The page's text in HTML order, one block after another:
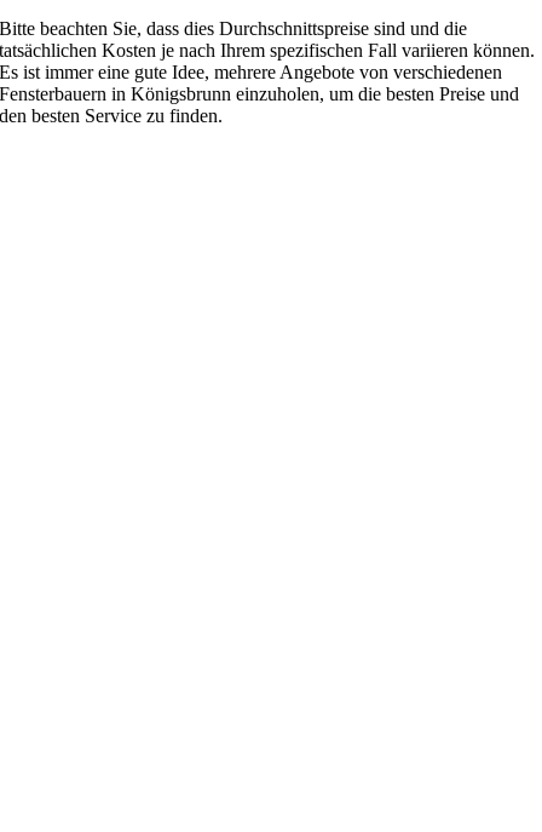
Bitte beachten Sie, dass dies Durchschnittspreise sind und die
tatsächlichen Kosten je nach Ihrem spezifischen Fall variieren können.
Es ist immer eine gute Idee, mehrere Angebote von verschiedenen
Fensterbauern in Königsbrunn einzuholen, um die besten Preise und
den besten Service zu finden.